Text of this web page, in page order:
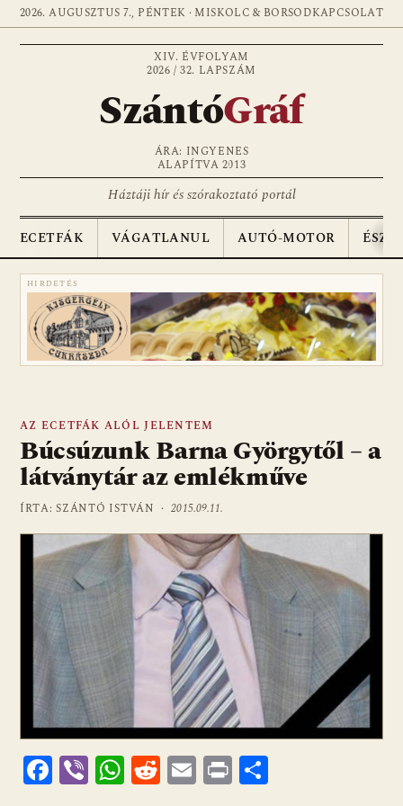
2026. AUGUSZTUS 7., PÉNTEK · MISKOLC & BORSODKAPCSOLAT
XIV. ÉVFOLYAM
2026 / 32. LAPSZÁM
SzántóGráf
ÁRA: INGYENES
ALAPÍTVA 2013
Háztáji hír és szórakoztató portál
ECETFÁK VÁGATLANUL AUTÓ-MOTOR
HIRDETÉS
AZ ECETFÁK ALÓL JELENTEM
Búcsúzunk Barna Györgytől – a
látványtár az emlékműve
ÍRTA: SZÁNTÓ ISTVÁN ·2015.09.11.
F Vi W R E Pr